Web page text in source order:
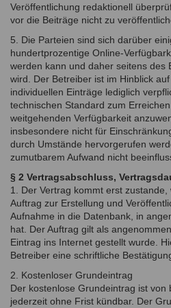
Veröffentlichung redaktionell
vor die Beiträge nicht zu
5. Die Parteien sind sich darüber
hundertprozentige Online-
werden kann und daher seitens des
wird. Der Betreiber ist im Hinblick
individuellen Einträge lediglich
technischen Standard zum
weitgehenden Verfügbarkeit
insbesondere nicht für
durch Umstände hervorgerufen
zumutbarem Aufwand nicht
§ 2 Vertragsabschluss,
1. Der Vertrag kommt erst
Auftrag zur Erstellung und
Aufnahme in die Datenbank, in
hat. Der Auftrag gilt als
Eintrag ins Internet gestellt wurde.
Betreiber eine schriftliche
2. Kostenloser Grundeintrag
Der kostenlose Grundeintrag ist von
jederzeit ohne Frist kündbar. Der